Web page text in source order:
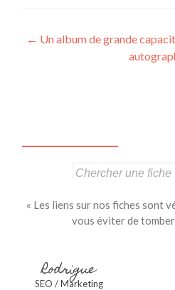
Navigation
← Un album de grande
« Les liens sur nos fiches sont
vous éviter de tomber
Rodrigue
SEO / Marketing